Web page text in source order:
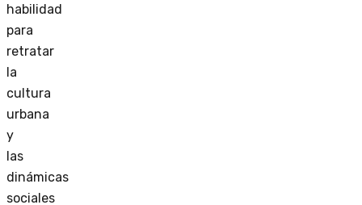
habilidad
para
retratar
la
cultura
urbana
y
las
dinámicas
sociales